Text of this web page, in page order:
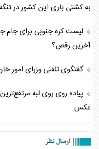
به کشتی باری این کشور در
لیست کره جنوبی برای
آخرین رقص؟
گفتگوی تلفنی وزرای امور
پیاده روی روی لبه
عکس
ارسال نظر